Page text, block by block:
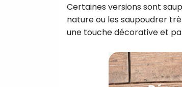
Certaines versions sont
nature ou les saupoudrer
une touche décorative et